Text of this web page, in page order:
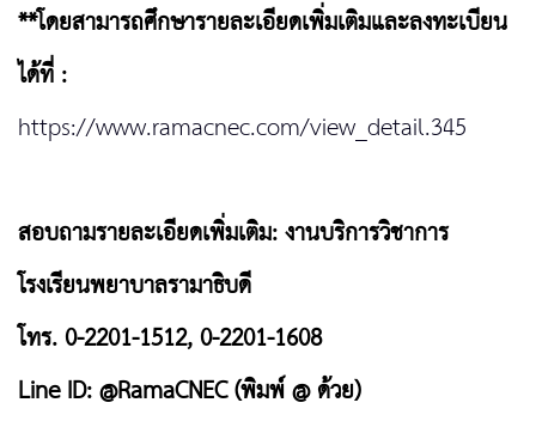
**โดยสามารถศึกษารายละเอียดเพิ่มเติมและลงทะเบียน
ได้ที่ :
https://www.ramacnec.com/view_detail.345
สอบถามรายละเอียดเพิ่มเติม: งานบริการวิชาการ
โรงเรียนพยาบาลรามาธิบดี
โทร. 0-2201-1512, 0-2201-1608
Line ID: @RamaCNEC (พิมพ์ @ ด้วย)